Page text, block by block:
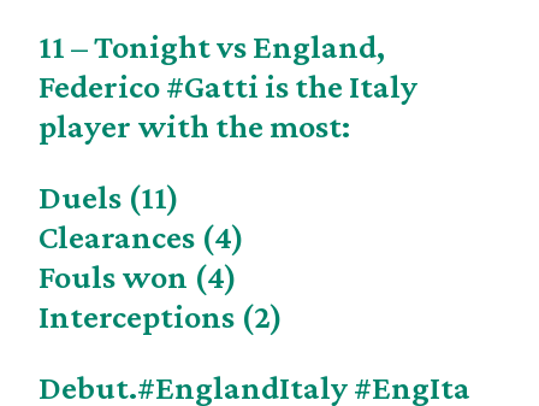
11 – Tonight vs England,
Federico#Gatti is the Italy
player with the most:
Duels (11)
Clearances (4)
Fouls won (4)
Interceptions (2)
Debut.#EnglandItaly#EngIta